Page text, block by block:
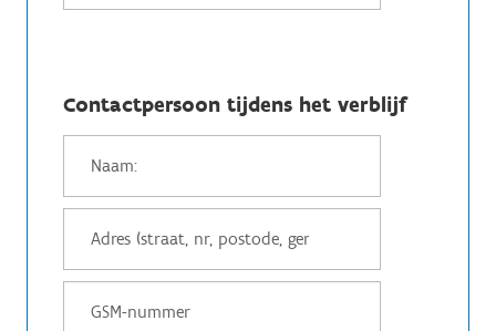
Contactpersoon tijdens het verblijf